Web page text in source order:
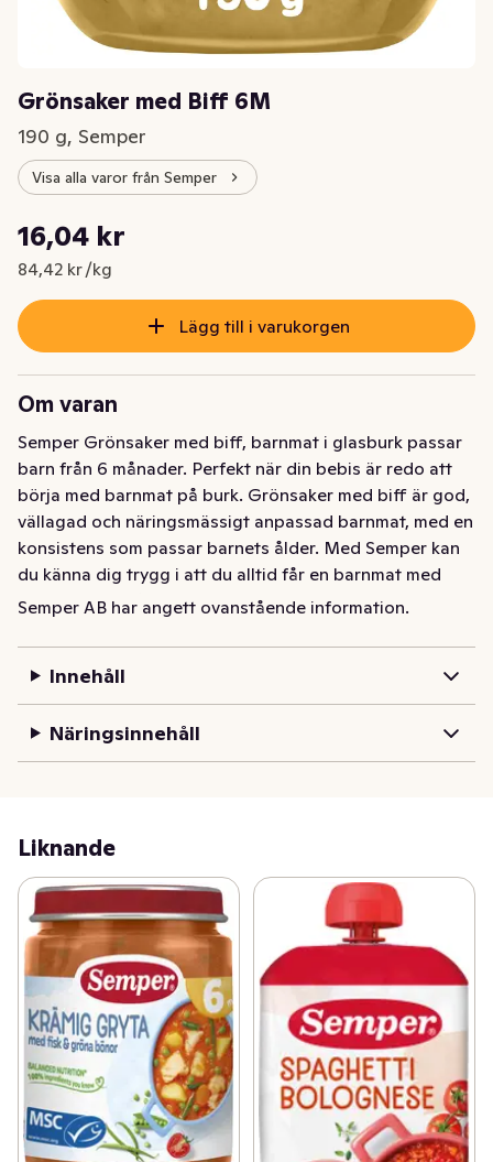
Grönsaker med Biff 6M
190 g, Semper
Visa alla varor från Semper
Nuvarande pris är: 16,04 kr
16,04 kr
84,42 kr /kg
Styckpris: 84,42 kr /kg
Lägg till i varukorgen
Om varan
Semper Grönsaker med biff, barnmat i glasburk passar
barn från 6 månader. Perfekt när din bebis är redo att
börja med barnmat på burk. Grönsaker med biff är god,
vällagad och näringsmässigt anpassad barnmat, med en
konsistens som passar barnets ålder. Med Semper kan
du känna dig trygg i att du alltid får en barnmat med
noga utvalda råvaror av högsta kvalitet.
Semper AB har angett ovanstående information.
Innehåll
Näringsinnehåll
Liknande